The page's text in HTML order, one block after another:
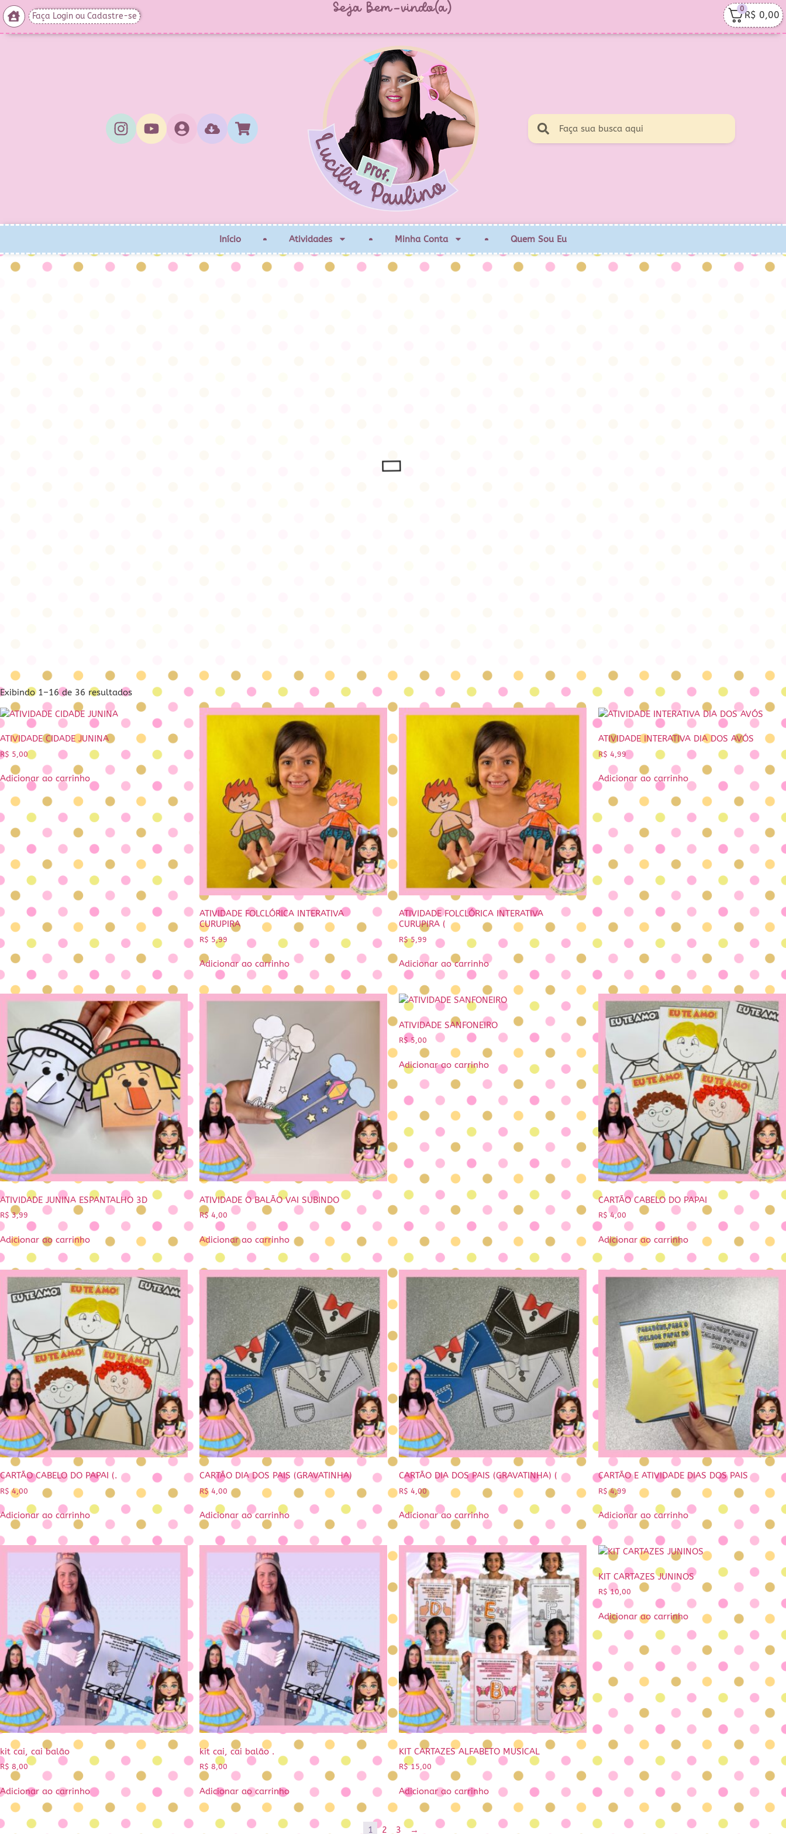
Faça Login ou Cadastre-se Seja Bem-vindo(a) 0
R$ 0,00
Início Atividades Minha Conta Quem Sou Eu
Exibindo 1–16 de 36 resultados
ATIVIDADE CIDADE JUNINA
R$ 5,00
Adicionar ao carrinho
ATIVIDADE FOLCLÓRICA INTERATIVA
CURUPIRA
R$ 5,99
Adicionar ao carrinho
ATIVIDADE FOLCLÓRICA INTERATIVA
CURUPIRA (
R$5,99
Adicionar ao carrinho
ATIVIDADE INTERATIVA DIA DOS AVÓS
R$ 4,99
Adicionar ao carrinho
ATIVIDADE JUNINA ESPANTALHO 3D
R$ 3,99
Adicionar ao carrinho
ATIVIDADE O BALÃO VAI SUBINDO
R$ 4,00
Adicionar ao carrinho
ATIVIDADE SANFONEIRO
R$5,00
Adicionar ao carrinho
CARTÃO CABELO DO PAPAI
R$ 4,00
Adicionar ao carrinho
CARTÃO CABELO DO PAPAI (.
R$ 4,00
Adicionar ao carrinho
CARTÃO DIA DOS PAIS (GRAVATINHA)
R$4,00
Adicionar ao carrinho
CARTÃO DIA DOS PAIS (GRAVATINHA) (
R$ 4,00
Adicionar ao carrinho
CARTÃO E ATIVIDADE DIAS DOS PAIS
R$4,99
Adicionar ao carrinho
kit cai, cai balão
R$ 8,00
Adicionar ao carrinho
kit cai, cai balão .
R$ 8,00
Adicionar ao carrinho
KIT CARTAZES ALFABETO MUSICAL
R$15,00
Adicionar ao carrinho
KIT CARTAZES JUNINOS
R$ 10,00
Adicionar ao carrinho
1 2 3 →